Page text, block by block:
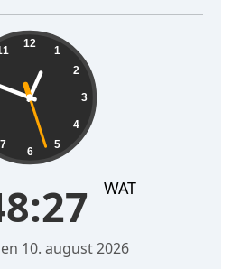
12
1
2
3
4
5
6
7
WAT
10. august 2026